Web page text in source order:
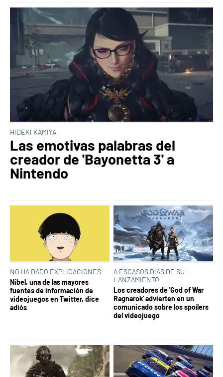
HIDEKI KAMIYA
Las emotivas palabras del
creador de 'Bayonetta 3' a
Nintendo
NO HA DADO EXPLICACIONES
Nibel, una de las mayores
fuentes de información de
videojuegos en Twitter, dice
adiós
A ESCASOS DÍAS DE SU
LANZAMIENTO
Los creadores de 'God of War
Ragnarok' advierten en un
comunicado sobre los spoílers
del videojuego